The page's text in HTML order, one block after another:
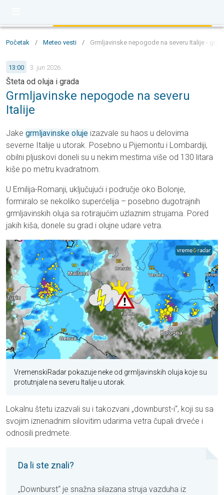
Početak / Meteo vesti / Grmljavinske nepogode na severu Italije -
13:00 3. jun 2026.
Šteta od oluja i grada
Grmljavinske nepogode na severu
Italije
Jake grmljavinske oluje izazvale su haos u delovima
severne Italije u utorak. Posebno u Pijemontu i Lombardiji,
obilni pljuskovi doneli su u nekim mestima više od 130 litara
kiše po metru kvadratnom.
U Emilija-Romanji, uključujući i područje oko Bolonje,
formiralo se nekoliko superćelija – posebno dugotrajnih
grmljavinskih oluja sa rotirajućim uzlaznim strujama. Pored
jakih kiša, donele su grad i olujne udare vetra.
VremenskiRadar pokazuje neke od grmljavinskih oluja koje su
protutnjale na severu Italije u utorak.
Lokalnu štetu izazvali su i takozvani „downburst-i“, koji su sa
svojim iznenadnim silovitim udarima vetra čupali drveće i
odnosili predmete.
Da li ste znali?
„Downburst“ je snažna silazana struja vazduha iz